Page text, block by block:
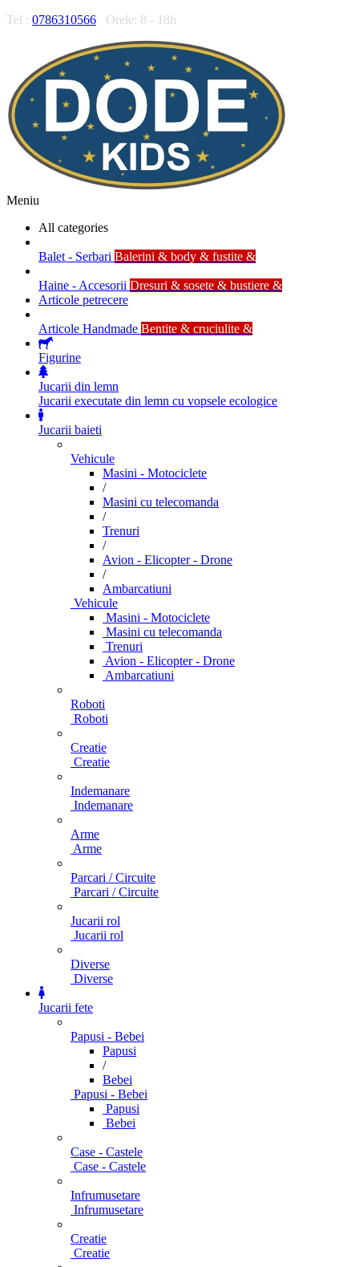
Tel : 0786310566 Orele: 8 - 18h
Meniu
All categories
Balet - Serbari Balerini & body & fustite &
Haine - Accesorii Dresuri & sosete & bustiere &
Articole petrecere
Articole Handmade Bentite & cruciulite &
Figurine
Jucarii din lemn
Jucarii executate din lemn cu vopsele ecologice
Jucarii baieti
Vehicule
Masini - Motociclete
/
Masini cu telecomanda
/
Trenuri
/
Avion - Elicopter - Drone
/
Ambarcatiuni
Vehicule
Masini - Motociclete
Masini cu telecomanda
Trenuri
Avion - Elicopter - Drone
Ambarcatiuni
Roboti
Roboti
Creatie
Creatie
Indemanare
Indemanare
Arme
Arme
Parcari / Circuite
Parcari / Circuite
Jucarii rol
Jucarii rol
Diverse
Diverse
Jucarii fete
Papusi - Bebei
Papusi
/
Bebei
Papusi - Bebei
Papusi
Bebei
Case - Castele
Case - Castele
Infrumusetare
Infrumusetare
Creatie
Creatie